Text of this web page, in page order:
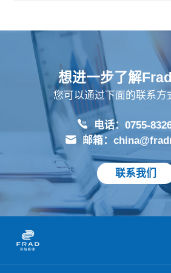
想进一步了解
您可以通过下面的联系方
电话：0755-
邮箱：
联系我们